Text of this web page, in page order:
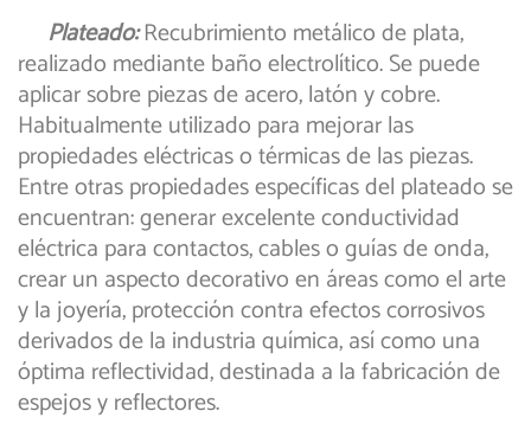
Plateado:Recubrimiento metálico de plata,
realizado mediante baño electrolítico. Se puede
aplicar sobre piezas de acero, latón y cobre.
Habitualmente utilizado para mejorar las
propiedades eléctricas o térmicas de las piezas.
Entre otras propiedades específicas del plateado se
encuentran: generar excelente conductividad
eléctrica para contactos, cables o guías de onda,
crear un aspecto decorativo en áreas como el arte
y la joyería, protección contra efectos corrosivos
derivados de la industria química, así como una
óptima reflectividad, destinada a la fabricación de
espejos y reflectores.